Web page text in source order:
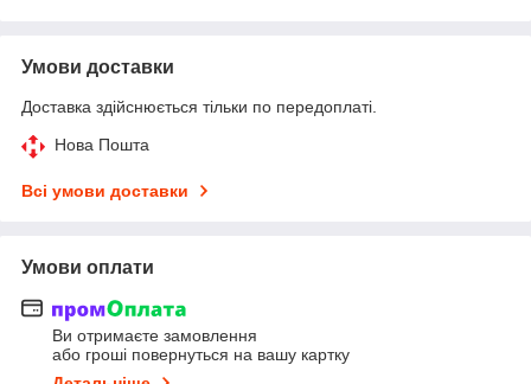
Умови доставки
Доставка здійснюється тільки по передоплаті.
Нова Пошта
Всі умови доставки
Умови оплати
Ви отримаєте замовлення
або гроші повернуться на вашу картку